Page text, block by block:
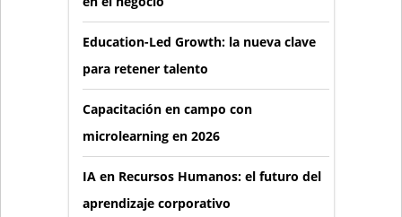
Education-Led Growth: la nueva clave
para retener talento
Capacitación en campo con
microlearning en 2026
IA en Recursos Humanos: el futuro del
aprendizaje corporativo